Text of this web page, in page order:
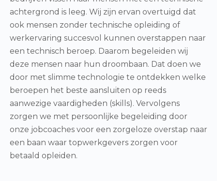
achtergrond is leeg. Wij zijn ervan overtuigd dat
ook mensen zonder technische opleiding of
werkervaring succesvol kunnen overstappen naar
een technisch beroep. Daarom begeleiden wij
deze mensen naar hun droombaan. Dat doen we
door met slimme technologie te ontdekken welke
beroepen het beste aansluiten op reeds
aanwezige vaardigheden (skills). Vervolgens
zorgen we met persoonlijke begeleiding door
onze jobcoaches voor een zorgeloze overstap naar
een baan waar topwerkgevers zorgen voor
betaald opleiden.